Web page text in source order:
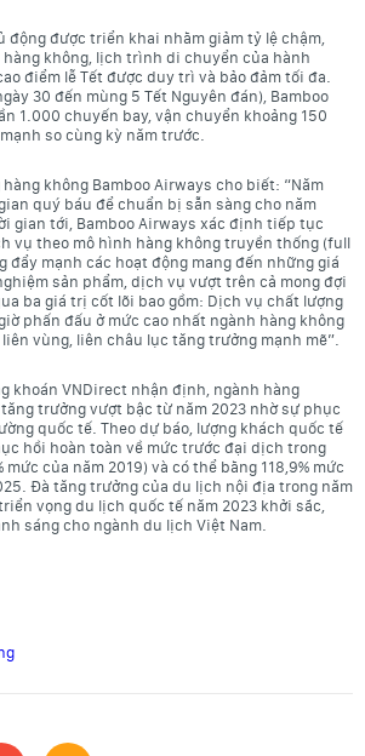
động được triển khai nhằm giảm tỷ lệ chậm,
không, lịch trình di chuyển của hành
điểm lễ Tết được duy trì và bảo đảm tối đa.
30 đến mùng 5 Tết Nguyên đán), Bamboo
1.000 chuyến bay, vận chuyển khoảng 150
so cùng kỳ năm trước.
không Bamboo Airways cho biết: “Năm
quý báu để chuẩn bị sẵn sàng cho năm
gian tới, Bamboo Airways xác định tiếp tục
vụ theo mô hình hàng không truyền thống (full
đẩy mạnh các hoạt động mang đến những giá
sản phẩm, dịch vụ vượt trên cả mong đợi
ba giá trị cốt lõi bao gồm: Dịch vụ chất lượng
phấn đấu ở mức cao nhất ngành hàng không
vùng, liên châu lục tăng trưởng mạnh mẽ”.
khoán VNDirect nhận định, ngành hàng
trưởng vượt bậc từ năm 2023 nhờ sự phục
quốc tế. Theo dự báo, lượng khách quốc tế
hồi hoàn toàn về mức trước đại dịch trong
mức của năm 2019) và có thể bằng 118,9% mức
Đà tăng trưởng của du lịch nội địa trong năm
vọng du lịch quốc tế năm 2023 khởi sắc,
sáng cho ngành du lịch Việt Nam.